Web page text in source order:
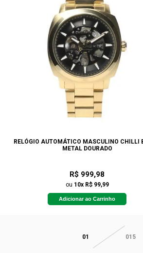
RELÓGIO AUTOMÁTICO MASCULINO CHILLI
METAL DOURADO
R$ 999,98
ou 10x R$ 99,99
Adicionar ao Carrinho
01 015